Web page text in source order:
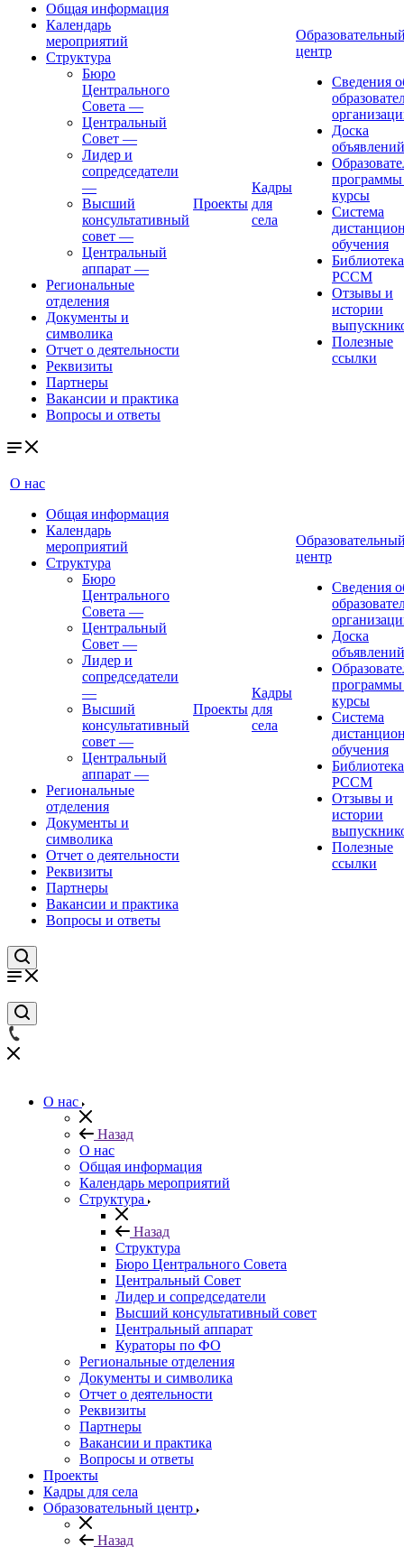
Общая информация
Календарь
мероприятий
Структура
Бюро
Центрального
Совета —
Центральный
Совет —
Лидер и
сопредседатели
—
Высший
консультативный
совет —
Центральный
аппарат —
Региональные
отделения
Документы и
символика
Отчет о деятельности
Реквизиты
Партнеры
Вакансии и практика
Вопросы и ответы
Проекты
Кадры
для
села
центр
Сведения
Доска
объявлений
курсы
Система
обучения
Библиотека
РССМ
Отзывы и
истории
Полезные
ссылки
О нас
Общая информация
Календарь
мероприятий
Структура
Бюро
Центрального
Совета —
Центральный
Совет —
Лидер и
сопредседатели
—
Высший
консультативный
совет —
Центральный
аппарат —
Региональные
отделения
Документы и
символика
Отчет о деятельности
Реквизиты
Партнеры
Вакансии и практика
Вопросы и ответы
Проекты
Кадры
для
села
центр
Сведения
Доска
объявлений
курсы
Система
обучения
Библиотека
РССМ
Отзывы и
истории
Полезные
ссылки
О нас
Назад
О нас
Общая информация
Календарь мероприятий
Структура
Назад
Структура
Бюро Центрального Совета
Центральный Совет
Лидер и сопредседатели
Высший консультативный совет
Центральный аппарат
Кураторы по ФО
Региональные отделения
Документы и символика
Отчет о деятельности
Реквизиты
Партнеры
Вакансии и практика
Вопросы и ответы
Проекты
Кадры для села
Образовательный центр
Назад